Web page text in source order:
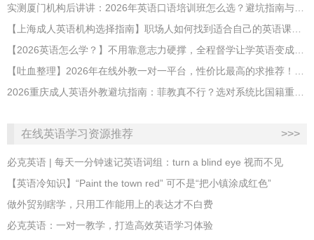
在线英语学习资源推荐 >>>
必克英语 | 每天一分钟速记英语词组：turn a blind eye 视而不见
​【英语冷知识】“Paint the town red” 可不是“把小镇涂成红色”
做外贸别瞎学，只用工作能用上的表达才不白费
必克英语：一对一教学，打造高效英语学习体验